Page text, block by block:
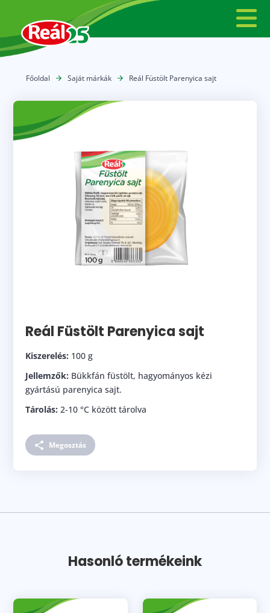
Főoldal Saját márkák Reál Füstölt Parenyica sajt
Reál Füstölt Parenyica sajt
Kiszerelés: 100 g
Jellemzők: Bükkfán füstölt, hagyományos kézi
gyártású parenyica sajt.
Tárolás: 2-10 °C között tárolva
Megosztás
Hasonló termékeink